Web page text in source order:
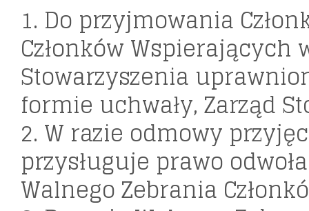
1. Do przyjmowania
Członków Wspierających
Stowarzyszenia
formie uchwały, Zarząd
2. W razie odmowy
przysługuje prawo
Walnego Zebrania